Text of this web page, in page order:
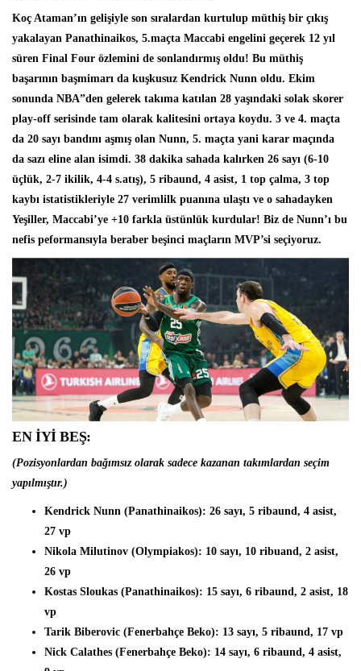
Koç Ataman’ın gelişiyle son sıralardan kurtulup müthiş bir çıkış
yakalayan Panathinaikos, 5.maçta Maccabi engelini geçerek 12 yıl
süren Final Four özlemini de sonlandırmış oldu! Bu müthiş
başarının başmimarı da kuşkusuz Kendrick Nunn oldu. Ekim
sonunda NBA”den gelerek takıma katılan 28 yaşındaki solak skorer
play-off serisinde tam olarak kalitesini ortaya koydu. 3 ve 4. maçta
da 20 sayı bandını aşmış olan Nunn, 5. maçta yani karar maçında
da sazı eline alan isimdi. 38 dakika sahada kalırken 26 sayı (6-10
üçlük, 2-7 ikilik, 4-4 s.atış), 5 ribaund, 4 asist, 1 top çalma, 3 top
kaybı istatistikleriyle 27 verimlilk puanına ulaştı ve o sahadayken
Yeşiller, Maccabi’ye +10 farkla üstünlük kurdular! Biz de Nunn’ı bu
nefis peformansıyla beraber beşinci maçların MVP’si seçiyoruz.
EN İYİ BEŞ:
(Pozisyonlardan bağımsız olarak sadece kazanan takımlardan seçim
yapılmıştır.)
Kendrick Nunn (Panathinaikos): 26 sayı, 5 ribaund, 4 asist,
27 vp
Nikola Milutinov (Olympiakos): 10 sayı, 10 ribuand, 2 asist,
26 vp
Kostas Sloukas (Panathinaikos): 15 sayı, 6 ribaund, 2 asist, 18
vp
Tarik Biberovic (Fenerbahçe Beko): 13 sayı, 5 ribaund, 17 vp
Nick Calathes (Fenerbahçe Beko): 14 sayı, 6 ribaund, 4 asist,